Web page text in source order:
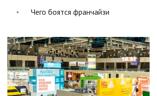
Чего боятся франчайзи